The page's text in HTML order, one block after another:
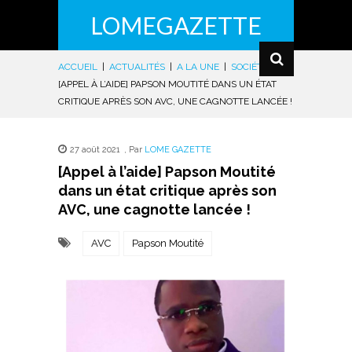
LOMEGAZETTE
ACCUEIL ACTUALITÉS A LA UNE SOCIÉTÉ
|
[APPEL À L’AIDE] PAPSON MOUTITÉ DANS UN ÉTAT
CRITIQUE APRÈS SON AVC, UNE CAGNOTTE LANCÉE !
27 août 2021 , Par LOME GAZETTE
[Appel à l’aide] Papson Moutité
dans un état critique après son
AVC, une cagnotte lancée !
AVC Papson Moutité